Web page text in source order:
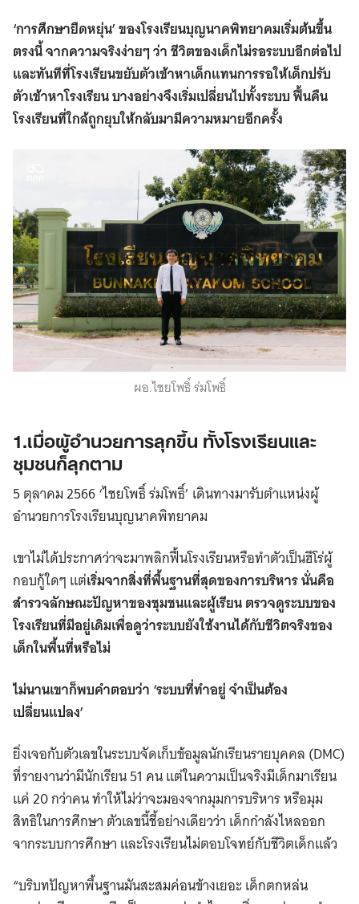
‘การศึกษายืดหยุ่น’ ของโรงเรียนบุญนาคพิทยาคมเริ่มต้นขึ้น
ตรงนี้ จากความจริงง่ายๆ ว่า ชีวิตของเด็กไม่รอระบบอีกต่อไป
และทันทีที่โรงเรียนขยับตัวเข้าหาเด็กแทนการรอให้เด็กปรับ
ตัวเข้าหาโรงเรียน บางอย่างจึงเริ่มเปลี่ยนไปทั้งระบบ ฟื้นคืน
โรงเรียนที่ใกล้ถูกยุบให้กลับมามีความหมายอีกครั้ง
ผอ.ไชยโพธิ์ ร่มโพธิ์
1.เมื่อผู้อำนวยการลุกขึ้น ทั้งโรงเรียนและ
ชุมชนก็ลุกตาม
5 ตุลาคม 2566 ‘ไชยโพธิ์ ร่มโพธิ์’ เดินทางมารับตำแหน่งผู้
อำนวยการโรงเรียนบุญนาคพิทยาคม
เขาไม่ได้ประกาศว่าจะมาพลิกฟื้นโรงเรียนหรือทำตัวเป็นฮีโร่ผู้
กอบกู้ใดๆ แต่เริ่มจากสิ่งที่พื้นฐานที่สุดของการบริหาร นั่นคือ
สำรวจลักษณะปัญหาของชุมชนและผู้เรียน ตรวจดูระบบของ
โรงเรียนที่มีอยู่เดิมเพื่อดูว่าระบบยังใช้งานได้กับชีวิตจริงของ
เด็กในพื้นที่หรือไม่
ไม่นานเขาก็พบคำตอบว่า ‘ระบบที่ทำอยู่ จำเป็นต้อง
เปลี่ยนแปลง’
ยิ่งเจอกับตัวเลขในระบบจัดเก็บข้อมูลนักเรียนรายบุคคล (DMC)
ที่รายงานว่ามีนักเรียน 51 คน แต่ในความเป็นจริงมีเด็กมาเรียน
แค่ 20 กว่าคน ทำให้ไม่ว่าจะมองจากมุมการบริหาร หรือมุม
สิทธิในการศึกษา ตัวเลขนี้ชี้อย่างเดียวว่า เด็กกำลังไหลออก
จากระบบการศึกษา และโรงเรียนไม่ตอบโจทย์กับชีวิตเด็กแล้ว
“บริบทปัญหาพื้นฐานมันสะสมค่อนข้างเยอะ เด็กตกหล่น